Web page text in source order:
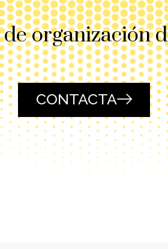
organización
CONTACTA